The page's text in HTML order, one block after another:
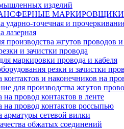
изделий
МАРКИРОВЩИКИ
ударно-точечная и
лазерная
производства жгутов проводов
и зачистки провода
маркировки провода и кабеля
резки и зачистки
контактов и наконечников на
для производства жгутов
на провод контактов в ленте
на провод контактов россыпью
арматуры сетевой вилки
обжатых соединений